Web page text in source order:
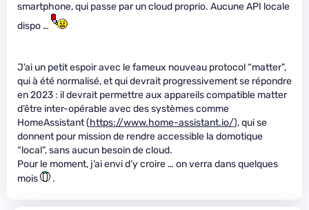
smartphone, qui passe par un cloud proprio. Aucune API locale
dispo …
J’ai un petit espoir avec le fameux nouveau protocol “matter”,
qui à été normalisé, et qui devrait progressivement se répondre
en 2023 : il devrait permettre aux appareils compatible matter
d’être inter-opérable avec des systèmes comme
HomeAssistant (https://www.home-assistant.io/), qui se
donnent pour mission de rendre accessible la domotique
“local”, sans aucun besoin de cloud.
Pour le moment, j’ai envi d’y croire … on verra dans quelques
mois
.